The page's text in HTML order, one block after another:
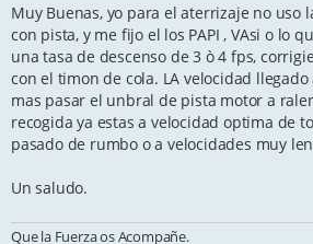
s
Muy Buenas, yo para el aterrizaje no uso
con pista, y me fijo el los PAPI , VAsi o lo
una tasa de descenso de 3 ò 4 fps,
con el timon de cola. LA velocidad
mas pasar el unbral de pista motor a
recogida ya estas a velocidad optima de
pasado de rumbo o a velocidades muy
Un saludo.
Que la Fuerza os Acompañe.